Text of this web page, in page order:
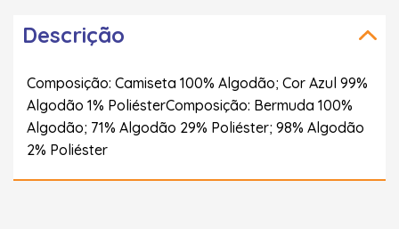
Descrição
Composição: Camiseta 100% Algodão; Cor Azul 99%
Algodão 1% PoliésterComposição: Bermuda 100%
Algodão; 71% Algodão 29% Poliéster; 98% Algodão
2% Poliéster